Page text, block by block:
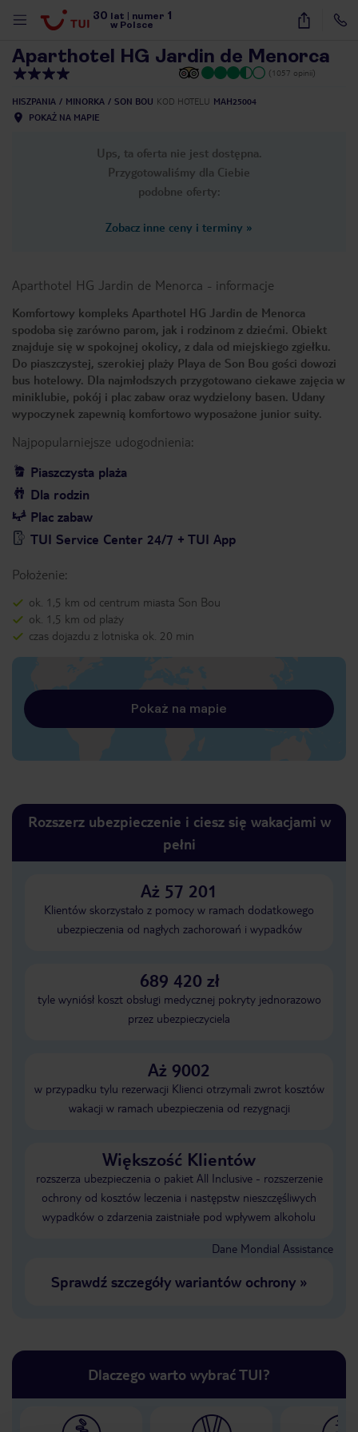
30 lat numer 1
w Polsce
23
Aparthotel HG Jardin de Menorca
(1057 opinii)
HISZPANIA MINORKA SON BOU KOD HOTELU MAH25004
POKAŻ NA MAPIE
Ups, ta oferta nie jest dostępna.
Przygotowaliśmy dla Ciebie
podobne oferty:
Zobacz inne ceny i terminy »
Aparthotel HG Jardin de Menorca - informacje
Komfortowy kompleks Aparthotel HG Jardin de Menorca
spodoba się zarówno parom, jak i rodzinom z dziećmi. Obiekt
znajduje się w spokojnej okolicy, z dala od miejskiego zgiełku.
Do piaszczystej, szerokiej plaży Playa de Son Bou gości dowozi
bus hotelowy. Dla najmłodszych przygotowano ciekawe zajęcia w
miniklubie, pokój i plac zabaw oraz wydzielony basen. Udany
wypoczynek zapewnią komfortowo wyposażone junior suity.
Najpopularniejsze udogodnienia:
Piaszczysta plaża
Dla rodzin
Plac zabaw
TUI Service Center 24/7 + TUI App
Położenie:
ok. 1,5 km od centrum miasta Son Bou
ok. 1,5 km od plaży
czas dojazdu z lotniska ok. 20 min
Pokaż na mapie
Rozszerz ubezpieczenie i ciesz się wakacjami w
pełni
Aż 57 201
Klientów skorzystało z pomocy w ramach dodatkowego
ubezpieczenia od nagłych zachorowań i wypadków
689 420 zł
tyle wyniósł koszt obsługi medycznej pokryty jednorazowo
przez ubezpieczyciela
Aż 9002
w przypadku tylu rezerwacji Klienci otrzymali zwrot kosztów
wakacji w ramach ubezpieczenia od rezygnacji
Większość Klientów
rozszerza ubezpieczenia o pakiet All Inclusive - rozszerzenie
ochrony od kosztów leczenia i następstw nieszczęśliwych
wypadków o zdarzenia zaistniałe pod wpływem alkoholu
Dane Mondial Assistance
Sprawdź szczegóły wariantów ochrony»
Dlaczego warto wybrać TUI?